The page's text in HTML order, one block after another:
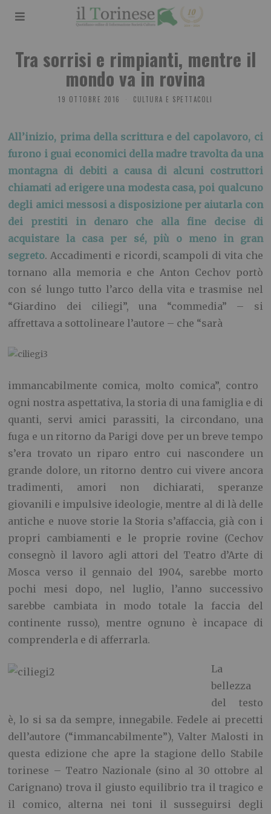
Tra sorrisi e rimpianti, mentre il
mondo va in rovina
19 OTTOBRE 2016 CULTURA E SPETTACOLI
All’inizio, prima della scrittura e del capolavoro, ci
furono i guai economici della madre travolta da una
montagna di debiti a causa di alcuni costruttori
chiamati ad erigere una modesta casa, poi qualcuno
degli amici messosi a disposizione per aiutarla con
dei prestiti in denaro che alla fine decise di
acquistare la casa per sé, più o meno in gran
segreto. Accadimenti e ricordi, scampoli di vita che
tornano alla memoria e che Anton Cechov portò
con sé lungo tutto l’arco della vita e trasmise nel
“Giardino dei ciliegi”, una “commedia” – si
affrettava a sottolineare l’autore – che “sarà
immancabilmente comica, molto comica”, contro
ogni nostra aspettativa, la storia di una famiglia e di
quanti, servi amici parassiti, la circondano, una
fuga e un ritorno da Parigi dove per un breve tempo
s’era trovato un riparo entro cui nascondere un
grande dolore, un ritorno dentro cui vivere ancora
tradimenti, amori non dichiarati, speranze
giovanili e impulsive ideologie, mentre al di là delle
antiche e nuove storie la Storia s’affaccia, già con i
propri cambiamenti e le proprie rovine (Cechov
consegnò il lavoro agli attori del Teatro d’Arte di
Mosca verso il gennaio del 1904, sarebbe morto
pochi mesi dopo, nel luglio, l’anno successivo
sarebbe cambiata in modo totale la faccia del
continente russo), mentre ognuno è incapace di
comprenderla e di afferrarla.
La
bellezza
del testo
è, lo si sa da sempre, innegabile. Fedele ai precetti
dell’autore (“immancabilmente”), Valter Malosti in
questa edizione che apre la stagione dello Stabile
torinese – Teatro Nazionale (sino al 30 ottobre al
Carignano) trova il giusto equilibrio tra il tragico e
il comico, alterna nei toni il susseguirsi degli